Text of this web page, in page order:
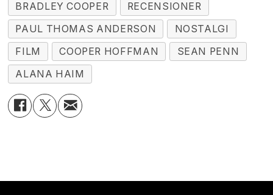
BRADLEY COOPER
RECENSIONER
PAUL THOMAS ANDERSON
NOSTALGI
FILM
COOPER HOFFMAN
SEAN PENN
ALANA HAIM